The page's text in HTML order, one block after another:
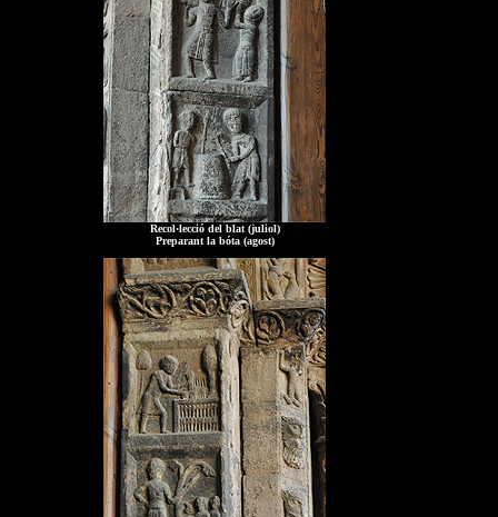
Recol·lecció del blat (juliol)
Preparant la bóta (agost)